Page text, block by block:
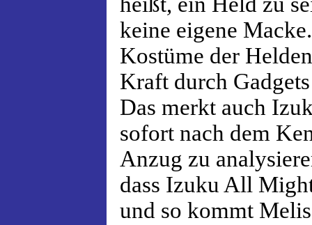
keine eigene
Kostüme der
Kraft durch
Das merkt auch
sofort nach dem
Anzug zu
dass Izuku All
und so kommt